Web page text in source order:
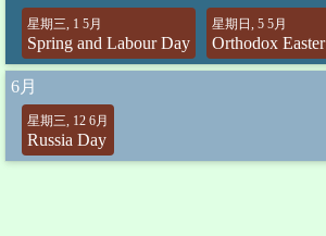
星期三, 1 5月
Spring and Labour Day
星期日, 5 5月
Orthodox Easter
6月
星期三, 12 6月
Russia Day